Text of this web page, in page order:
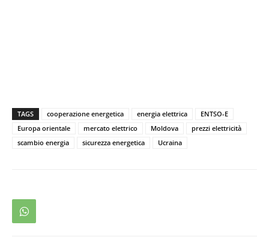
TAGS cooperazione energetica energia elettrica
ENTSO-E
Europa orientale
mercato elettrico Moldova
prezzi elettricità
scambio energia
sicurezza energetica Ucraina